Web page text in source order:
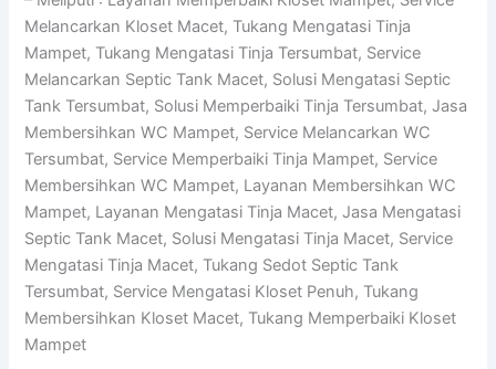
Melancarkan Kloset Macet, Tukang Mengatasi Tinja
Mampet, Tukang Mengatasi Tinja Tersumbat, Service
Melancarkan Septic Tank Macet, Solusi Mengatasi Septic
Tank Tersumbat, Solusi Memperbaiki Tinja Tersumbat, Jasa
Membersihkan WC Mampet, Service Melancarkan WC
Tersumbat, Service Memperbaiki Tinja Mampet, Service
Membersihkan WC Mampet, Layanan Membersihkan WC
Mampet, Layanan Mengatasi Tinja Macet, Jasa Mengatasi
Septic Tank Macet, Solusi Mengatasi Tinja Macet, Service
Mengatasi Tinja Macet, Tukang Sedot Septic Tank
Tersumbat, Service Mengatasi Kloset Penuh, Tukang
Membersihkan Kloset Macet, Tukang Memperbaiki Kloset
Mampet